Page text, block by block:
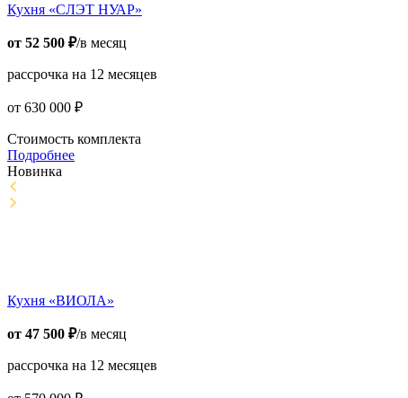
Кухня «СЛЭТ НУАР»
от 52 500 ₽/в месяц
рассрочка на 12 месяцев
от 630 000 ₽
Стоимость комплекта
Подробнее
Новинка
Кухня «ВИОЛА»
от 47 500 ₽/в месяц
рассрочка на 12 месяцев